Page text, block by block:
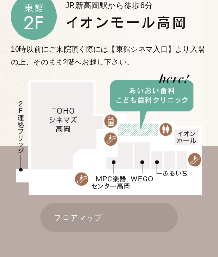
JR新高岡駅から徒歩6分
イオンモール高岡
10時以前にご来院頂く際には【東館シネマ入口】より入場
の上、 そのまま2階へお越し下さい。
フロアマップ